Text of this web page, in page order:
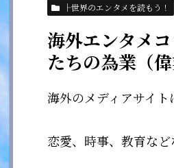
├世界のエンタメを読もう！
海外エンタメ
たちの為業（偉
海外のメディアサイト
恋愛、時事、教育な